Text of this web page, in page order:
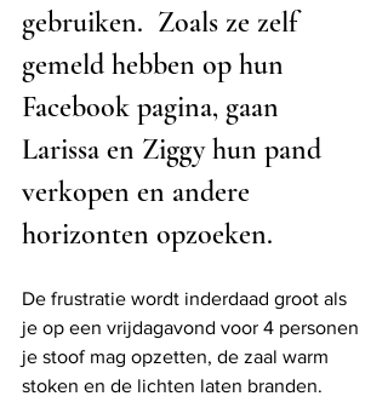
gebruiken.  Zoals ze zelf
gemeld hebben op hun
Facebook pagina, gaan
Larissa en Ziggy hun pand
verkopen en andere
horizonten opzoeken.
De frustratie wordt inderdaad groot als
je op een vrijdagavond voor 4 personen
je stoof mag opzetten, de zaal warm
stoken en de lichten laten branden.